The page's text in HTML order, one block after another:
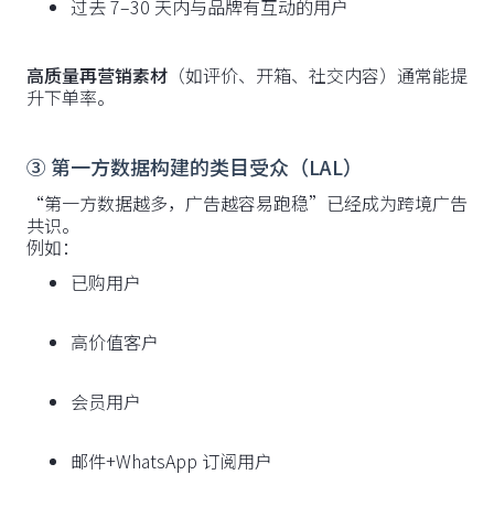
过去 7–30 天内与品牌有互动的用户
高质量再营销素材 （如评价、开箱、社交内容）通常能提
升下单率。
③ 第一方数据构建的类目受众（LAL）
“第一方数据越多，广告越容易跑稳”已经成为跨境广告
共识。
例如：
已购用户
高价值客户
会员用户
邮件+WhatsApp 订阅用户